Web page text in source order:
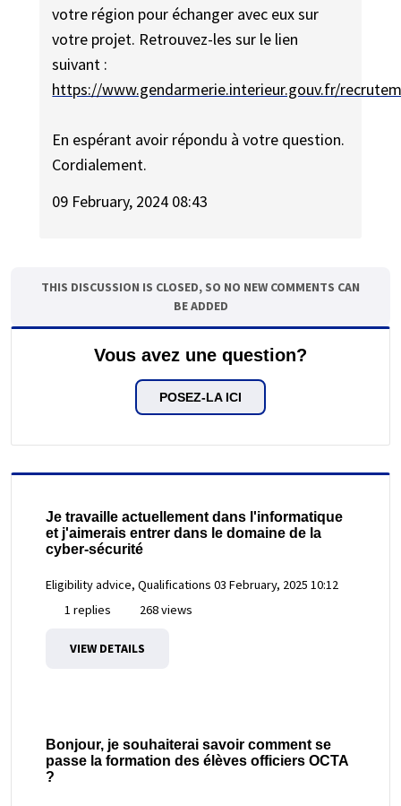
votre région pour échanger avec eux sur
votre projet. Retrouvez-les sur le lien
suivant :
https://www.gendarmerie.interieur.gouv.fr/
En espérant avoir répondu à votre question.
Cordialement.
09 February, 2024 08:43
THIS DISCUSSION IS CLOSED, SO NO NEW COMMENTS CAN
BE ADDED
Vous avez une question?
POSEZ-LA ICI
Je travaille actuellement dans l'informatique
et j'aimerais entrer dans le domaine de la
cyber-sécurité
Eligibility advice, Qualifications 03 February, 2025 10:12
1 replies
268 views
VIEW DETAILS
Bonjour, je souhaiterai savoir comment se
passe la formation des élèves officiers OCTA
?